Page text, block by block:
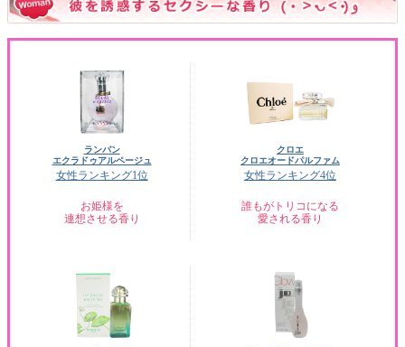
ランバン
エクラドゥアルページュ
女性ランキング1位
お姫様を
連想させる香り
クロエ
クロエオードパルファム
女性ランキング4位
誰もがトリコになる
愛される香り